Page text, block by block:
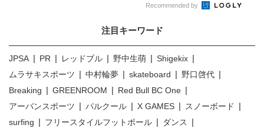
Recommended by
注目キーワード
JPSA PR レッドブル 野中生萌
Shigekix
ムラサキスポーツ
中村輪夢 skateboard
野口啓代
Breaking
GREENROOM
Red Bull BC One
アーバンスポーツ
パルクール X GAMES
スノーボード
surfing
フリースタイルフットボール
ダンス